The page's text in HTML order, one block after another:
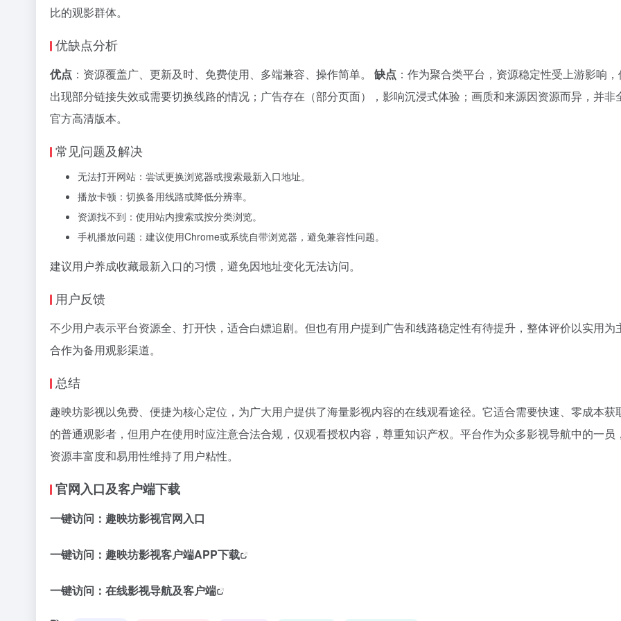
比的观影群体。
优缺点分析
优点 ：资源覆盖广、更新及时、免费使用、多端兼容、操作简单。 缺点 ：作为聚合类平台，资源稳定性受上游影响
出现部分链接失效或需要切换线路的情况；广告存在（部分页面），影响沉浸式体验；画质和来源因资源而异，并非
官方高清版本。
常见问题及解决
无法打开网站：尝试更换浏览器或搜索最新入口地址。
播放卡顿：切换备用线路或降低分辨率。
资源找不到：使用站内搜索或按分类浏览。
手机播放问题：建议使用Chrome或系统自带浏览器，避免兼容性问题。
建议用户养成收藏最新入口的习惯，避免因地址变化无法访问。
用户反馈
不少用户表示平台资源全、打开快，适合白嫖追剧。但也有用户提到广告和线路稳定性有待提升，整体评价以实用为
合作为备用观影渠道。
总结
趣映坊影视以免费、便捷为核心定位，为广大用户提供了海量影视内容的在线观看途径。它适合需要快速、零成本获
的普通观影者，但用户在使用时应注意合法合规，仅观看授权内容，尊重知识产权。平台作为众多影视导航中的一员
资源丰富度和易用性维持了用户粘性。
官网入口及客户端下载
一键访问： 趣映坊影视官网入口
一键访问： 趣映坊影视客户端APP下载
一键访问： 在线影视导航及客户端